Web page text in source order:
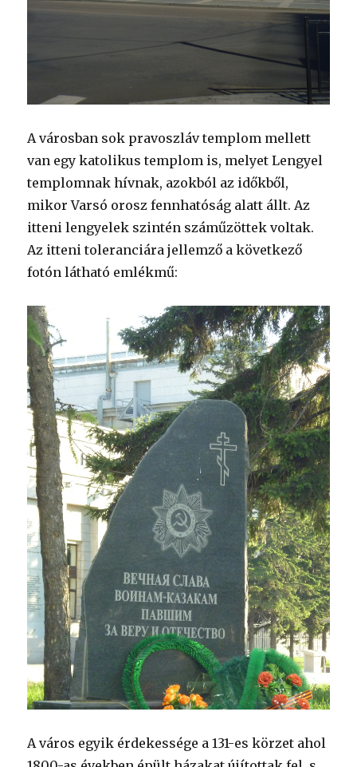
A városban sok pravoszláv templom mellett
van egy katolikus templom is, melyet Lengyel
templomnak hívnak, azokból az időkből,
mikor Varsó orosz fennhatóság alatt állt. Az
itteni lengyelek szintén száműzöttek voltak.
Az itteni toleranciára jellemző a következő
fotón látható emlékmű:
A város egyik érdekessége a 131-es körzet ahol